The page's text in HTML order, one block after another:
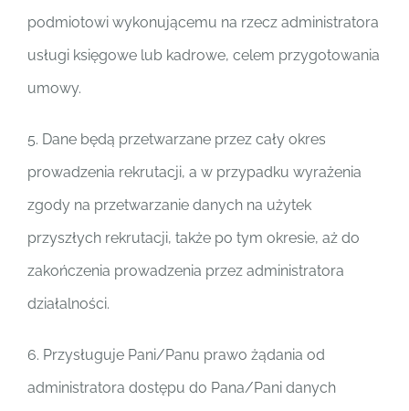
podmiotowi wykonującemu na rzecz administratora
usługi księgowe lub kadrowe, celem przygotowania
umowy.
5. Dane będą przetwarzane przez cały okres
prowadzenia rekrutacji, a w przypadku wyrażenia
zgody na przetwarzanie danych na użytek
przyszłych rekrutacji, także po tym okresie, aż do
zakończenia prowadzenia przez administratora
działalności.
6. Przysługuje Pani/Panu prawo żądania od
administratora dostępu do Pana/Pani danych